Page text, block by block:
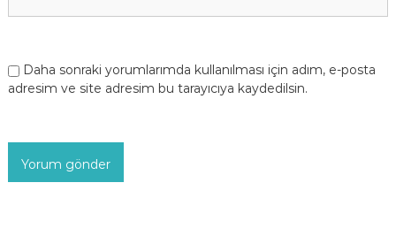
Daha sonraki yorumlarımda kullanılması için adım, e-posta
adresim ve site adresim bu tarayıcıya kaydedilsin.